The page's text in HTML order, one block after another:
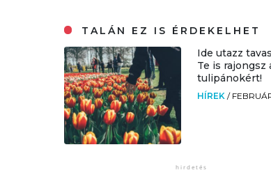
TALÁN EZ IS ÉRDEKELHET
Ide utazz
Te is rajongsz
tulipánokért!
HÍREK/